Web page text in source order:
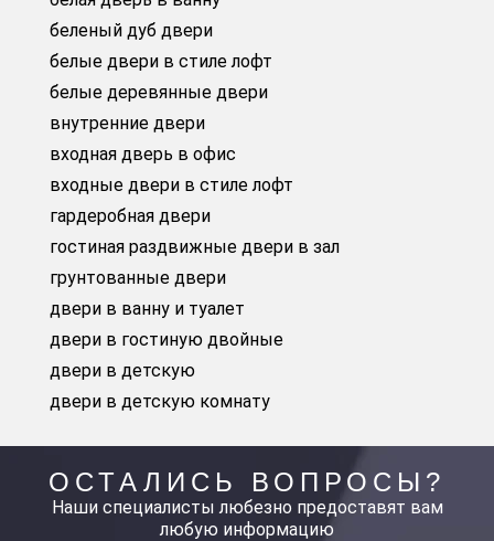
беленый дуб двери
белые двери в стиле лофт
белые деревянные двери
внутренние двери
входная дверь в офис
входные двери в стиле лофт
гардеробная двери
гостиная раздвижные двери в зал
грунтованные двери
двери в ванну и туалет
двери в гостиную двойные
двери в детскую
двери в детскую комнату
ОСТАЛИСЬ ВОПРОСЫ?
Наши специалисты любезно предоставят вам
любую информацию